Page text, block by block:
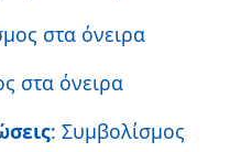
στα όνειρα
στα όνειρα
: Συμβολίσμος